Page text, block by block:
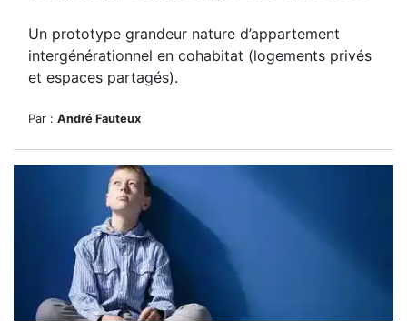
Un prototype grandeur nature d’appartement
intergénérationnel en cohabitat (logements privés
et espaces partagés).
Par : André Fauteux